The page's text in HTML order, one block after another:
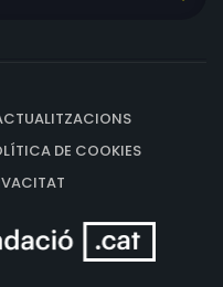
DE COOKIES